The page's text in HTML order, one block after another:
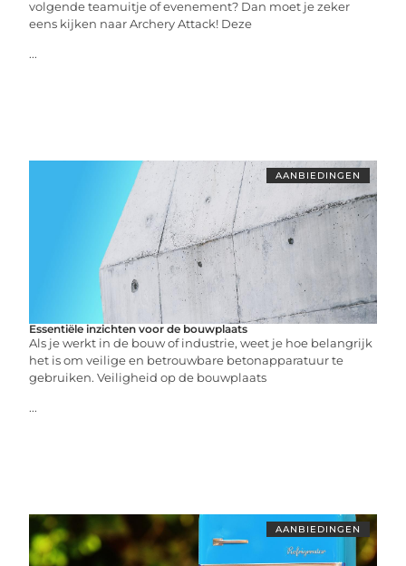
volgende teamuitje of evenement? Dan moet je zeker
eens kijken naar Archery Attack! Deze
...
AANBIEDINGEN
Essentiële inzichten voor de bouwplaats
Als je werkt in de bouw of industrie, weet je hoe belangrijk
het is om veilige en betrouwbare betonapparatuur te
gebruiken. Veiligheid op de bouwplaats
...
AANBIEDINGEN